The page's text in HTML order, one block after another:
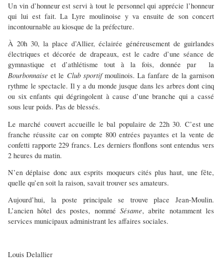
Un vin d’honneur est servi à tout le personnel qui apprécie l’honneur
qui lui est fait. La Lyre moulinoise y va ensuite de son concert
incontournable au kiosque de la préfecture.
À 20h 30, la place d’Allier, éclairée généreusement de guirlandes
électriques et décorée de drapeaux, est le cadre d’une séance de
gymnastique et d’athlétisme tout à la fois, donnée par la
Bourbonnaise et le Club sportifmoulinois. La fanfare de la garnison
rythme le spectacle. Il y a du monde jusque dans les arbres dont cinq
ou six enfants qui dégringolent à cause d’une branche qui a cassé
sous leur poids. Pas de blessés.
Le marché couvert accueille le bal populaire de 22h 30. C’est une
franche réussite car on compte 800 entrées payantes et la vente de
confetti rapporte 229 francs. Les derniers flonflons sont entendus vers
2 heures du matin.
N’en déplaise donc aux esprits moqueurs cités plus haut, une fête,
quelle qu’en soit la raison, savait trouver ses amateurs.
Aujourd’hui, la poste principale se trouve place Jean-Moulin.
L’ancien hôtel des postes, nommé Sésame, abrite notamment les
services municipaux administrant les affaires sociales.
Louis Delallier